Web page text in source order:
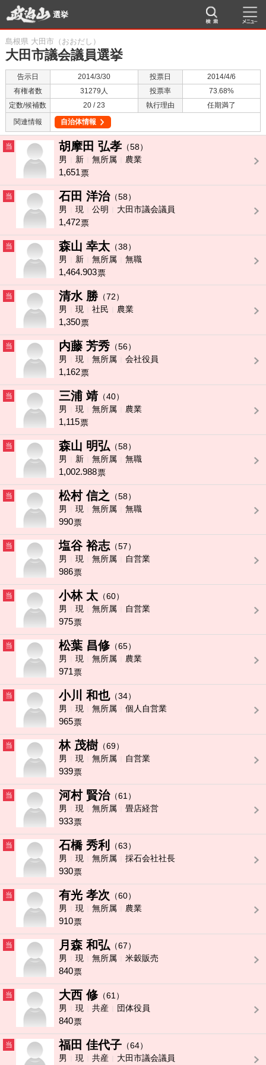
選挙
島根県 大田市（おおだし）
大田市議会議員選挙
告示日 2014/3/30 投票日
2014/4/6
有権者数
31279人 投票率
73.68%
定数/候補数
20 / 23 執行理由
任期満了
関連情報
自治体情報
当 胡摩田 弘孝 （58）
男
新 無所属 農業
1,651票
当 石田 洋治（58）
男
現 公明 大田市議会議員
1,472票
当 森山 幸太 （38）
男
新 無所属 無職
1,464.903票
当 清水 勝（72）
男
現 社民 農業
1,350票
当 内藤 芳秀 （56）
男
現 無所属 会社役員
1,162票
当 三浦 靖 （40）
男
現 無所属 農業
1,115票
当 森山 明弘 （58）
男
新 無所属 無職
1,002.988票
当 松村 信之
（58）
男
現 無所属 無職
990票
当 塩谷 裕志 （57）
男
現 無所属 自営業
986票
当 小林 太 （60）
男
現 無所属 自営業
975票
当 松葉 昌修（65）
男
現 無所属 農業
971票
当 小川 和也（34）
男
現 無所属 個人自営業
965票
当 林 茂樹（69）
男
現 無所属 自営業
939票
当 河村 賢治（61）
男
現 無所属 畳店経営
933票
当 石橋 秀利
（63）
男
現 無所属 採石会社社長
930票
当 有光 孝次 （60）
男
現 無所属 農業
910票
当 月森 和弘 （67）
男
現 無所属 米穀販売
840票
当 大西 修（61）
男
現 共産 団体役員
840票
当 福田 佳代子 （64）
男
現 共産 大田市議会議員